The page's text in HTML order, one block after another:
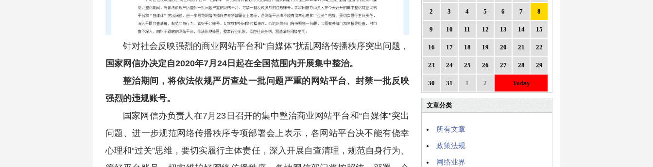
针对社会反映强烈的商业网站平台和“自媒体”扰乱网络传播秩序突出问题，
国家网信办决定自2020年7月24日起在全国范围内开展集中整治。
整治期间，将依法依规严厉查处一批问题严重的网站平台、封禁一批反映
强烈的违规账号。
国家网信办负责人在7月23日召开的集中整治商业网站平台和“自媒体”突出
问题、进一步规范网络传播秩序专项部署会上表示，各网站平台决不能有侥幸
心理和“过关”思维，要切实履行主体责任，深入开展自查清理，规范自身行为、
2 3 4 5 6 7 8
9 10 11 12 13 14 15
16 17 18 19 20 21 22
23 24 25 26 27 28 29
30 31 1 2 Today
文章分类
所有文章
政策法规
网络业界